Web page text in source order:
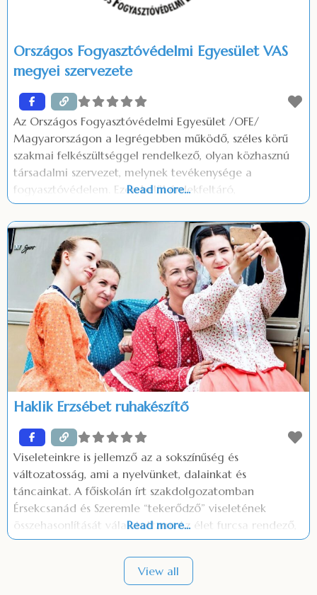
Országos Fogyasztóvédelmi Egyesület VAS
megyei szervezete
Az Országos Fogyasztóvédelmi Egyesület /OFE/
Magyarországon a legrégebben működő, széles körű
szakmai felkészültséggel rendelkező, olyan közhasznú
társadalmi szervezet, melynek tevékenysége a
fogyasztóvédelem. Ezen belül érdekfeltáró,
érdekképviseleti, érdekvédelmi, fogyasztói tájékoztatási
tevékenységet végez. Az OFE Vas megyében működő
helyi szervezete az Országos Fogyasztóvédelmi
Egyesület Vas megyei Szervezete, (OFEVAS) amely 2013.
november 1 -től önálló jogi személyként tevékenykedik.
Kiemelt céljai között szerepel a
Read more...
Haklik Erzsébet ruhakészítő
Viseleteinkre is jellemző az a sokszínűség és
változatosság, ami a nyelvünket, dalainkat és
táncainkat. A főiskolán írt szakdolgozatomban
Érsekcsanád és Szeremle “tekerődző” viseletének
összehasonlítását választottam. Az élet furcsa rendező,
mert a vállalkozásomban jelenleg én is azon vagyok,
hogy a viseletek ne szériában készüljenek, hanem
megmaradjanak a régi kézműves termékeknek.
Read more...
View all